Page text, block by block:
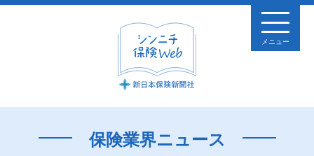
メニュー
保険業界ニュース